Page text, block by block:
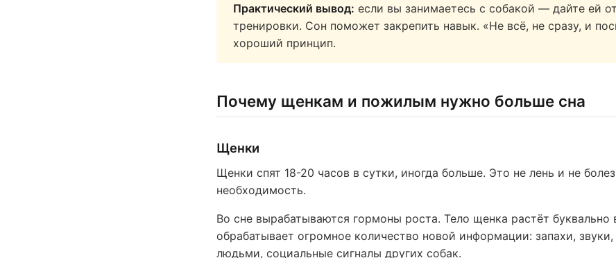
Практический вывод: если вы занимаетесь с собакой — дайте ей
тренировки. Сон поможет закрепить навык. «Не всё, не сразу, и
хороший принцип.
Почему щенкам и пожилым нужно больше сна
Щенки
Щенки спят 18-20 часов в сутки, иногда больше. Это не лень и не
необходимость.
Во сне вырабатываются гормоны роста. Тело щенка растёт буквально
обрабатывает огромное количество новой информации: запахи,
людьми, социальные сигналы других собак.